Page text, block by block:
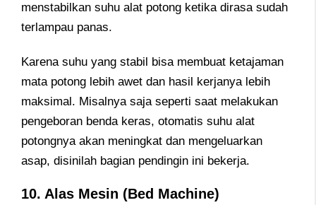
menstabilkan suhu alat potong ketika dirasa sudah
terlampau panas.
Karena suhu yang stabil bisa membuat ketajaman
mata potong lebih awet dan hasil kerjanya lebih
maksimal. Misalnya saja seperti saat melakukan
pengeboran benda keras, otomatis suhu alat
potongnya akan meningkat dan mengeluarkan
asap, disinilah bagian pendingin ini bekerja.
10. Alas Mesin (Bed Machine)